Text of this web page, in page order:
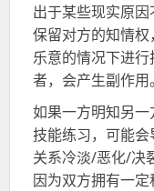
出于某些现实原
保留对方的知情
乐意的情况下进
者，会产生副作用。
如果一方明知另
技能练习，可能
关系冷淡/恶化/决
因为双方拥有一定